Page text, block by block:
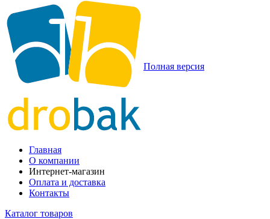
Полная версия
Главная
О компании
Интернет-магазин
Оплата и доставка
Контакты
Каталог товаров